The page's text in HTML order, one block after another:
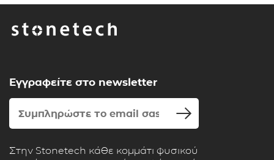
Εγγραφείτε στο newsletter
Στην Stonetech κάθε κομμάτι φυσικού